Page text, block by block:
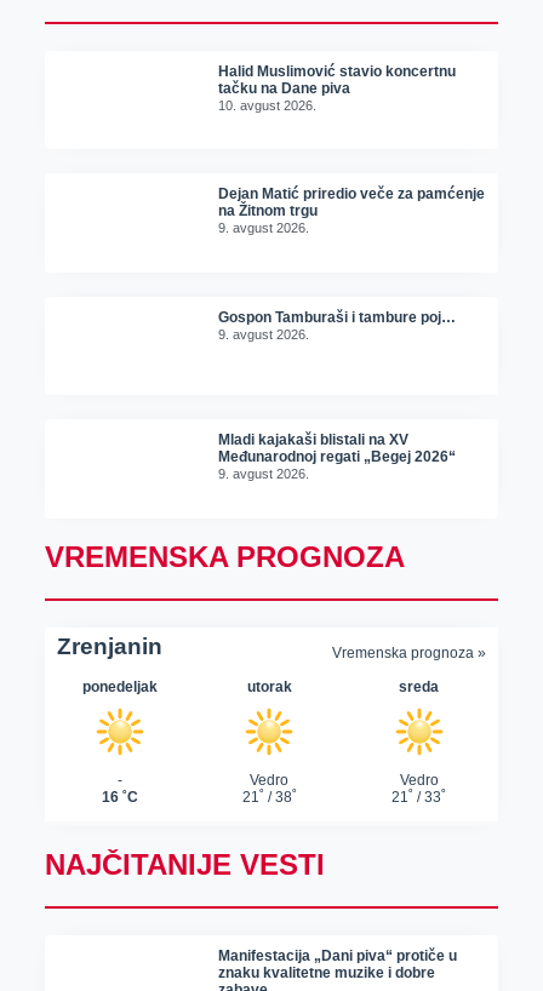
Halid Muslimović stavio koncertnu
tačku na Dane piva
10. avgust 2026.
Dejan Matić priredio veče za pamćenje
na Žitnom trgu
9. avgust 2026.
Gospon Tamburaši i tambure poj…
9. avgust 2026.
Mladi kajakaši blistali na XV
Međunarodnoj regati „Begej 2026“
9. avgust 2026.
VREMENSKA PROGNOZA
NAJČITANIJE VESTI
Manifestacija „Dani piva“ protiče u
znaku kvalitetne muzike i dobre